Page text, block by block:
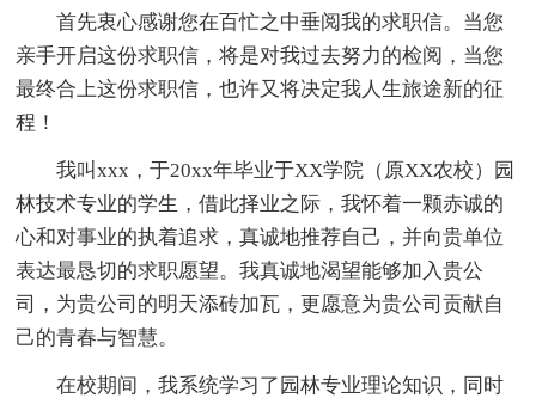
首先衷心感谢您在百忙之中垂阅我的求职信。当您
亲手开启这份求职信，将是对我过去努力的检阅，当您
最终合上这份求职信，也许又将决定我人生旅途新的征
程！
我叫xxx，于20xx年毕业于XX学院（原XX农校）园
林技术专业的学生，借此择业之际，我怀着一颗赤诚的
心和对事业的执着追求，真诚地推荐自己，并向贵单位
表达最恳切的求职愿望。我真诚地渴望能够加入贵公
司，为贵公司的明天添砖加瓦，更愿意为贵公司贡献自
己的青春与智慧。
在校期间，我系统学习了园林专业理论知识，同时